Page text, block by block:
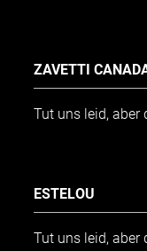
ZAVETTI
Tut uns leid, aber
ESTELOU
Tut uns leid, aber